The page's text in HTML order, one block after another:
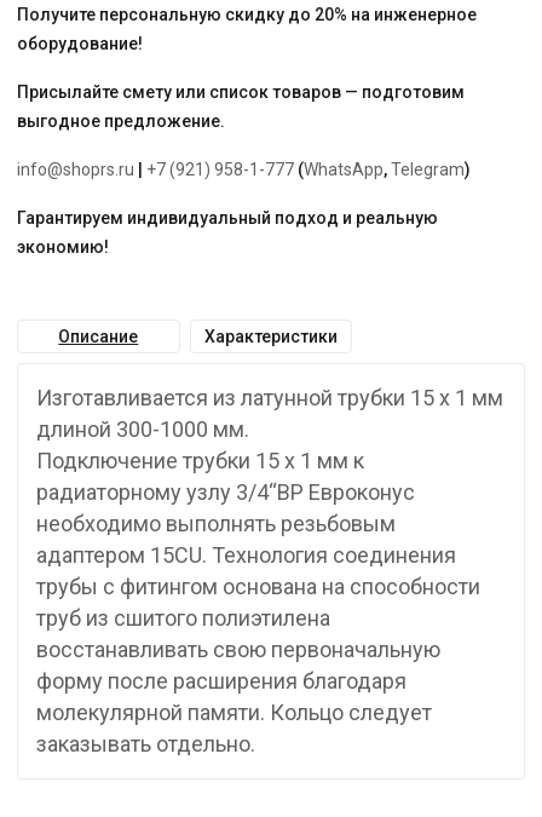
тип
1
Получите персональную скидку до 20% на инженерное
оборудование!
Присылайте смету или список товаров — подготовим
выгодное предложение.
info@shoprs.ru +7 (921) 958-1-777 (WhatsApp,Telegram)
Гарантируем индивидуальный подход и реальную
экономию!
Описание Характеристики
Изготавливается из латунной трубки 15 x 1 мм
длиной 300-1000 мм.
Подключение трубки 15 x 1 мм к
радиаторному узлу 3/4“ВР Евроконус
необходимо выполнять резьбовым
адаптером 15CU. Технология соединения
трубы с фитингом основана на способности
труб из сшитого полиэтилена
восстанавливать свою первоначальную
форму после расширения благодаря
молекулярной памяти. Кольцо следует
заказывать отдельно.